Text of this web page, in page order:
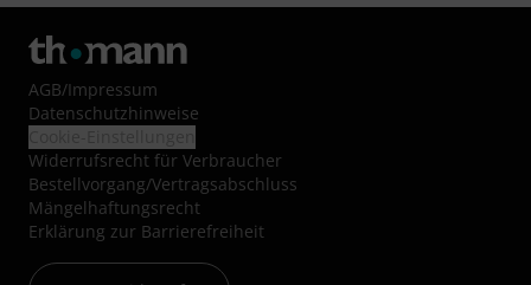
AGB/Impressum
Datenschutzhinweise
Widerrufsrecht für Verbraucher
Bestellvorgang/Vertragsabschluss
Mängelhaftungsrecht
Erklärung zur Barrierefreiheit